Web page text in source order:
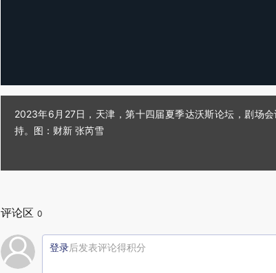
2023年6月27日，天津，第十四届夏季达沃斯论坛，剧场
持。图：财新 张芮雪
评论区 0
登录后发表评论得积分